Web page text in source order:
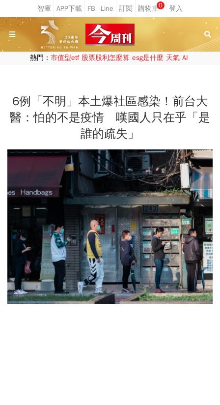
0
熱門： 市值型etf 股票股利怎麼算 esg是什麼 天氣 AI
6例「不明」本土爆社區感染！前台大
醫：怕的不是疫情 嘆國人只在乎「是
誰的疏失」